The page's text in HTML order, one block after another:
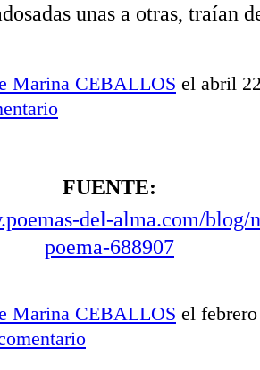
unas a otras, traían
Marina CEBALLOS el abril
FUENTE:
del-alma.com/blog/
poema-688907
Marina CEBALLOS el